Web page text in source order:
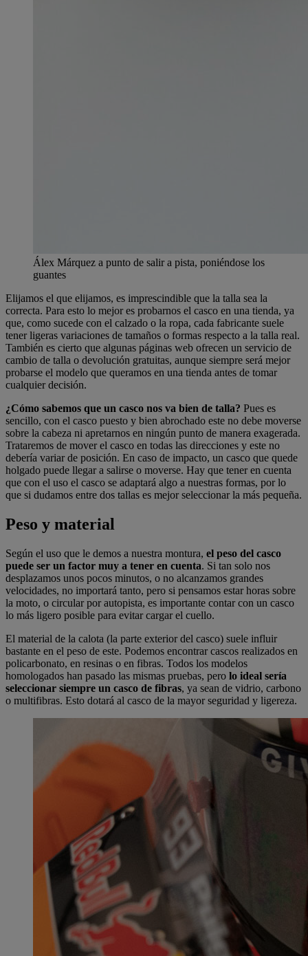
Álex Márquez a punto de salir a pista, poniéndose los
guantes
Elijamos el que elijamos, es imprescindible que la talla sea la
correcta. Para esto lo mejor es probarnos el casco en una tienda, ya
que, como sucede con el calzado o la ropa, cada fabricante suele
tener ligeras variaciones de tamaños o formas respecto a la talla real.
También es cierto que algunas páginas web ofrecen un servicio de
cambio de talla o devolución gratuitas, aunque siempre será mejor
probarse el modelo que queramos en una tienda antes de tomar
cualquier decisión.
¿Cómo sabemos que un casco nos va bien de talla? Pues es
sencillo, con el casco puesto y bien abrochado este no debe moverse
sobre la cabeza ni apretarnos en ningún punto de manera exagerada.
Trataremos de mover el casco en todas las direcciones y este no
debería variar de posición. En caso de impacto, un casco que quede
holgado puede llegar a salirse o moverse. Hay que tener en cuenta
que con el uso el casco se adaptará algo a nuestras formas, por lo
que si dudamos entre dos tallas es mejor seleccionar la más pequeña.
Peso y material
Según el uso que le demos a nuestra montura, el peso del casco
puede ser un factor muy a tener en cuenta. Si tan solo nos
desplazamos unos pocos minutos, o no alcanzamos grandes
velocidades, no importará tanto, pero si pensamos estar horas sobre
la moto, o circular por autopista, es importante contar con un casco
lo más ligero posible para evitar cargar el cuello.
El material de la calota (la parte exterior del casco) suele influir
bastante en el peso de este. Podemos encontrar cascos realizados en
policarbonato, en resinas o en fibras. Todos los modelos
homologados han pasado las mismas pruebas, pero lo ideal sería
seleccionar siempre un casco de fibras, ya sean de vidrio, carbono
o multifibras. Esto dotará al casco de la mayor seguridad y ligereza.